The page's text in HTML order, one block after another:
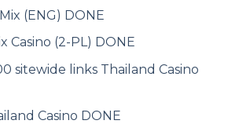
(ENG) DONE
Casino (2-PL) DONE
sitewide links Thailand Casino
Casino DONE